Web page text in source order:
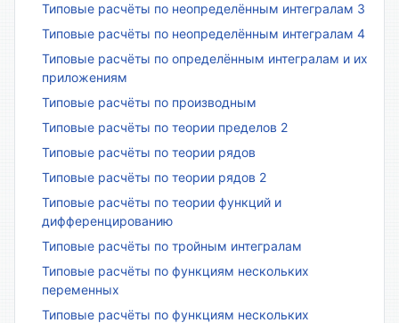
Типовые расчёты по неопределённым интегралам 3
Типовые расчёты по неопределённым интегралам 4
Типовые расчёты по определённым интегралам и их
приложениям
Типовые расчёты по производным
Типовые расчёты по теории пределов 2
Типовые расчёты по теории рядов
Типовые расчёты по теории рядов 2
Типовые расчёты по теории функций и
дифференцированию
Типовые расчёты по тройным интегралам
Типовые расчёты по функциям нескольких
переменных
Типовые расчёты по функциям нескольких